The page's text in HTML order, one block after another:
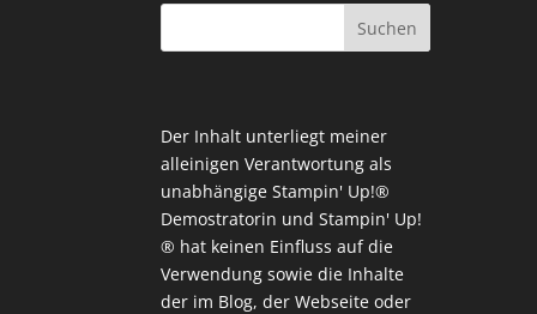
Der Inhalt unterliegt meiner
alleinigen Verantwortung als
unabhängige Stampin' Up!®
Demostratorin und Stampin' Up!
® hat keinen Einfluss auf die
Verwendung sowie die Inhalte
der im Blog, der Webseite oder